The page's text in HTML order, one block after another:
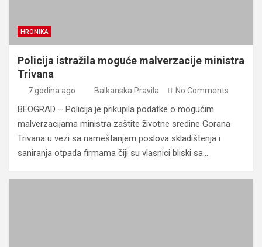
HRONIKA
Policija istražila moguće malverzacije ministra
Trivana
7 godina ago Balkanska Pravila No Comments
BEOGRAD – Policija je prikupila podatke o mogućim
malverzacijama ministra zaštite životne sredine Gorana
Trivana u vezi sa nameštanjem poslova skladištenja i
saniranja otpada firmama čiji su vlasnici bliski sa…